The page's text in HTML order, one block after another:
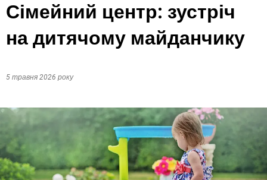
Deutsch
Сімейний центр: зустріч
на дитячому майданчику
5 травня 2026 року